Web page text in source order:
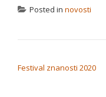
Posted in novosti
Festival znanosti 2020